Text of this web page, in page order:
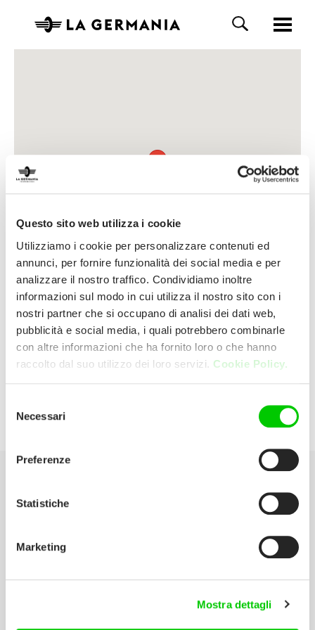
Questo sito web utilizza i cookie
Utilizziamo i cookie per personalizzare contenuti ed
annunci, per fornire funzionalità dei social media e per
analizzare il nostro traffico. Condividiamo inoltre
informazioni sul modo in cui utilizza il nostro sito con i
nostri partner che si occupano di analisi dei dati web,
pubblicità e social media, i quali potrebbero combinarle
con altre informazioni che ha fornito loro o che hanno
raccolto dal suo utilizzo dei loro servizi. Cookie Policy.
delNecessari
Preferenze
Statistiche
Marketing
Mostra dettagli
Co-Re – Luglio Carlo
Viale Silvio Longhi, 9 46043 Castiglione
Delle Stiviere (Mantova) Italia